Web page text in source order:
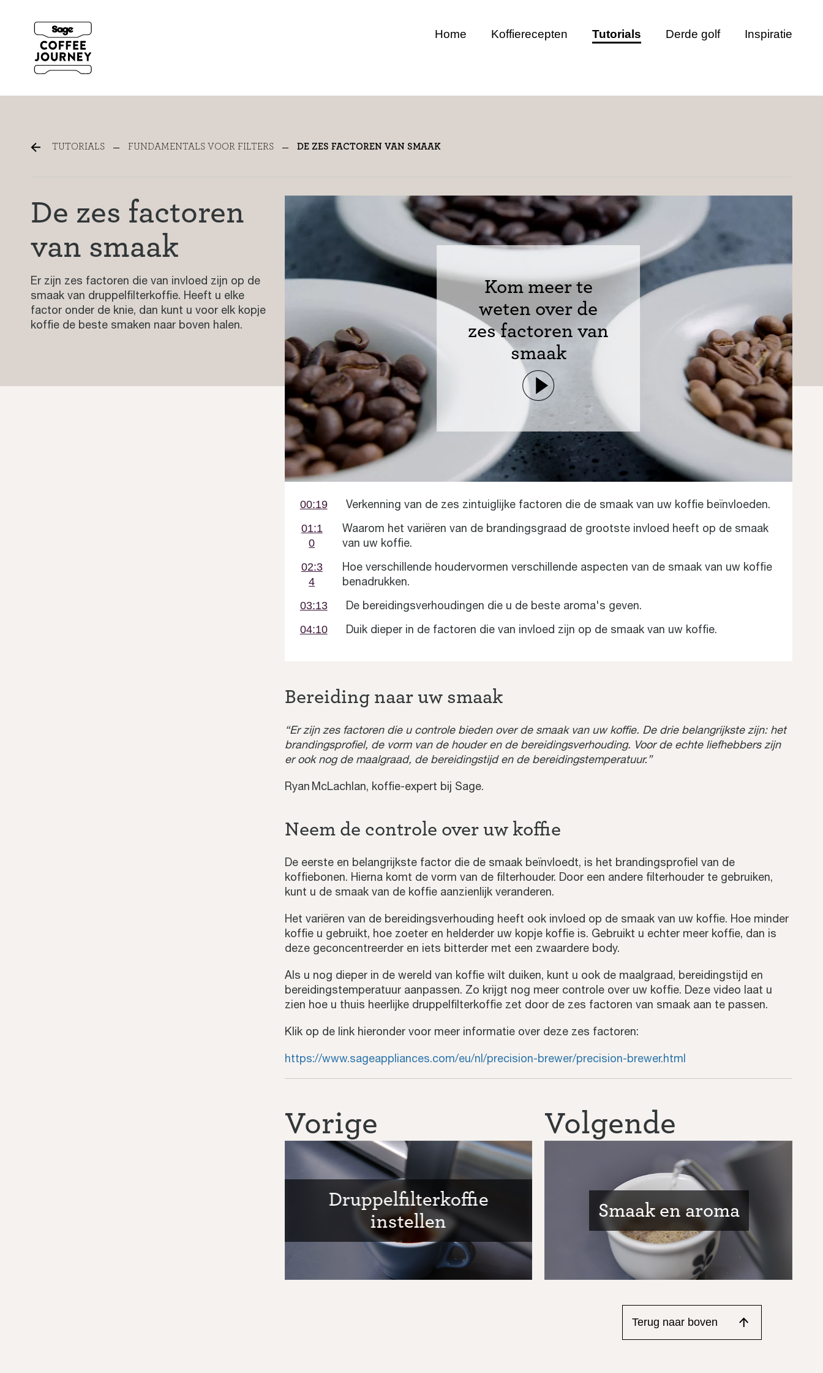
The Six Taste Factors
Home Koffierecepten Tutorials Derde golf Inspiratie
TUTORIALS FUNDAMENTALS VOOR FILTERS DE ZES FACTOREN VAN SMAAK
De zes factoren
van smaak
Er zijn zes factoren die van invloed zijn op de
smaak van druppelfilterkoffie. Heeft u elke
factor onder de knie, dan kunt u voor elk kopje
koffie de beste smaken naar boven halen.
Kom meer te
weten over de
zes factoren van
smaak
00:19 Verkenning van de zes zintuiglijke factoren die de smaak van uw koffie beïnvloeden.
01:1
0
Waarom het variëren van de brandingsgraad de grootste invloed heeft op de smaak
van uw koffie.
02:3
4
Hoe verschillende houdervormen verschillende aspecten van de smaak van uw koffie
benadrukken.
03:13 De bereidingsverhoudingen die u de beste aroma's geven.
04:10 Duik dieper in de factoren die van invloed zijn op de smaak van uw koffie.
Bereiding naar uw smaak
“Er zijn zes factoren die u controle bieden over de smaak van uw koffie. De drie belangrijkste zijn: het
brandingsprofiel, de vorm van de houder en de bereidingsverhouding. Voor de echte liefhebbers zijn
er ook nog de maalgraad, de bereidingstijd en de bereidingstemperatuur.”
Ryan McLachlan, koffie-expert bij Sage.
Neem de controle over uw koffie
De eerste en belangrijkste factor die de smaak beïnvloedt, is het brandingsprofiel van de
koffiebonen. Hierna komt de vorm van de filterhouder. Door een andere filterhouder te gebruiken,
kunt u de smaak van de koffie aanzienlijk veranderen.
Het variëren van de bereidingsverhouding heeft ook invloed op de smaak van uw koffie. Hoe minder
koffie u gebruikt, hoe zoeter en helderder uw kopje koffie is. Gebruikt u echter meer koffie, dan is
deze geconcentreerder en iets bitterder met een zwaardere body.
Als u nog dieper in de wereld van koffie wilt duiken, kunt u ook de maalgraad, bereidingstijd en
bereidingstemperatuur aanpassen. Zo krijgt nog meer controle over uw koffie. Deze video laat u
zien hoe u thuis heerlijke druppelfilterkoffie zet door de zes factoren van smaak aan te passen.
Klik op de link hieronder voor meer informatie over deze zes factoren:
https://www.sageappliances.com/eu/nl/precision-brewer/precision-brewer.html
Vorige
Druppelfilterkoffie
instellen
Volgende
Smaak en aroma
Terug naar boven